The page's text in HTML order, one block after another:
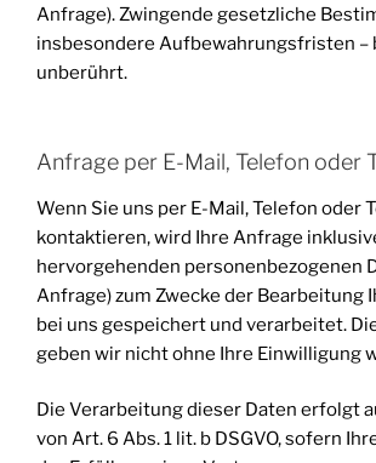
Anfrage). Zwingende gesetzliche
insbesondere Aufbewahrungsfristen –
unberührt.
Anfrage per E-Mail, Telefon oder
Wenn Sie uns per E-Mail, Telefon oder
kontaktieren, wird Ihre Anfrage
hervorgehenden personenbezogenen
Anfrage) zum Zwecke der Bearbeitung
bei uns gespeichert und verarbeitet.
geben wir nicht ohne Ihre Einwilligung
Die Verarbeitung dieser Daten erfolgt
von Art. 6 Abs. 1 lit. b DSGVO, sofern